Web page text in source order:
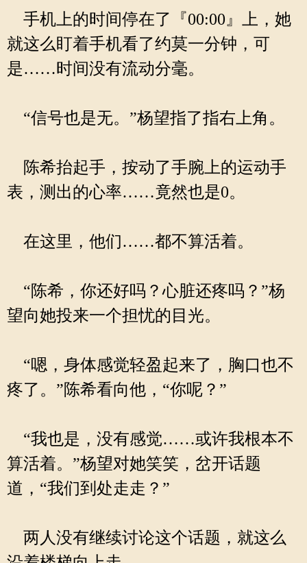
手机上的时间停在了『00:00』上，她
就这么盯着手机看了约莫一分钟，可
是……时间没有流动分毫。
“信号也是无。”杨望指了指右上角。
陈希抬起手，按动了手腕上的运动手
表，测出的心率……竟然也是0。
在这里，他们……都不算活着。
“陈希，你还好吗？心脏还疼吗？”杨
望向她投来一个担忧的目光。
“嗯，身体感觉轻盈起来了，胸口也不
疼了。”陈希看向他，“你呢？”
“我也是，没有感觉……或许我根本不
算活着。”杨望对她笑笑，岔开话题
道，“我们到处走走？”
两人没有继续讨论这个话题，就这么